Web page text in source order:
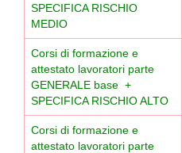
SPECIFICA RISCHIO
MEDIO
Corsi di formazione e
attestato lavoratori parte
GENERALE base +
SPECIFICA RISCHIO ALTO
Corsi di formazione e
attestato lavoratori parte